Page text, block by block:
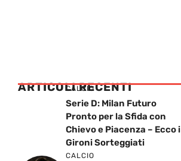
ARTICOLI RECENTI
CALCIO
Serie D: Milan Futuro
Pronto per la Sfida con
Chievo e Piacenza – Ecco i
Gironi Sorteggiati
CALCIO